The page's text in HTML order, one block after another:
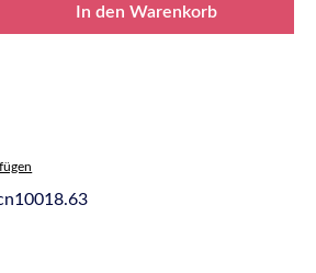
Gib den gewünschten
In den Warenkorb